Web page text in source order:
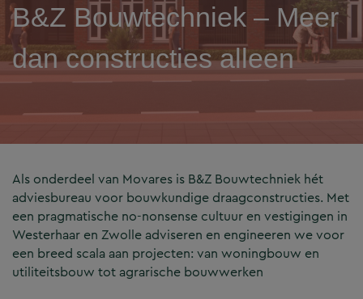
B&Z Bouwtechniek – Meer
dan constructies alleen
Als onderdeel van Movares is B&Z Bouwtechniek hét
adviesbureau voor bouwkundige draagconstructies. Met
een pragmatische no-nonsense cultuur en vestigingen in
Westerhaar en Zwolle adviseren en engineeren we voor
een breed scala aan projecten: van woningbouw en
utiliteitsbouw tot agrarische bouwwerken